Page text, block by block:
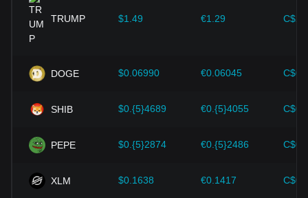
yechimlari va xavfsizlikni yaxshilash kabi kriptovalyutalar
ekotizimidagi turli xil yaxshilanishlar Bitcoin kabi
ushbu dinamikani tushunishlari kerak. Ushbu omillarni ko'rib
chiqqandan so'ng, investorlar ham Solana narxi kelajakdagi
bozorda o'z investitsiya strategiyalarini mos ravishda
TRUMP $1.49 €1.29
DOGE $0.06990 €0.06045
SHIB $0.{5}4689 €0.{5}4055
PEPE $0.{5}2874 €0.{5}2486
XLM $0.1638 €0.1417